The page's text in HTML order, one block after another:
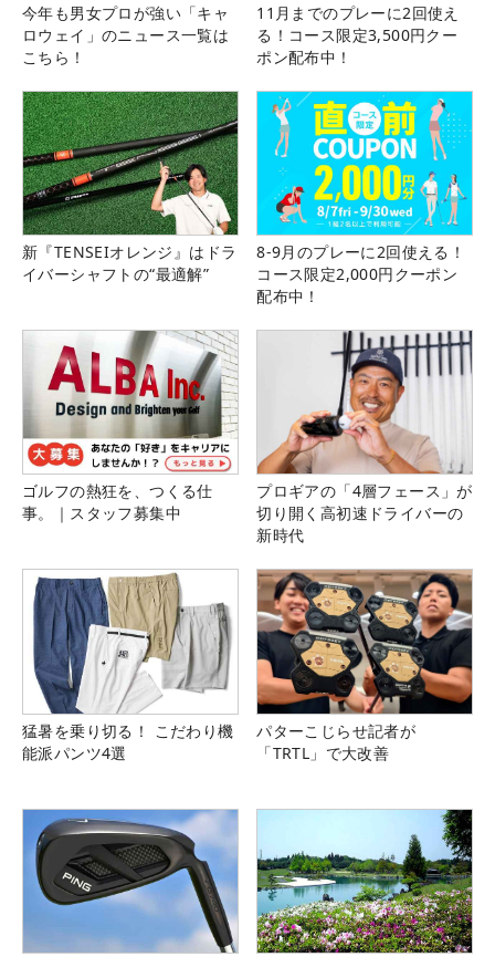
今年も男女プロが強い「キャ
ロウェイ」のニュース一覧は
こちら！
11月までのプレーに2回使え
る！コース限定3,500円クー
ポン配布中！
新『TENSEIオレンジ』はドラ
イバーシャフトの“最適解”
8-9月のプレーに2回使える！
コース限定2,000円クーポン
配布中！
ゴルフの熱狂を、つくる仕
事。｜スタッフ募集中
プロギアの「4層フェース」が
切り開く高初速ドライバーの
新時代
猛暑を乗り切る！ こだわり機
能派パンツ4選
パターこじらせ記者が
「TRTL」で大改善